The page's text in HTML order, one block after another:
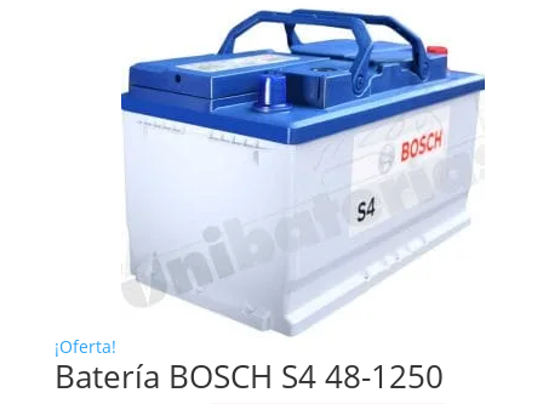
¡Oferta!
Batería BOSCH S4 48-1250